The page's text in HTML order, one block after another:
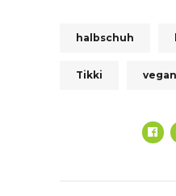
halbschuh
Tikki vegan